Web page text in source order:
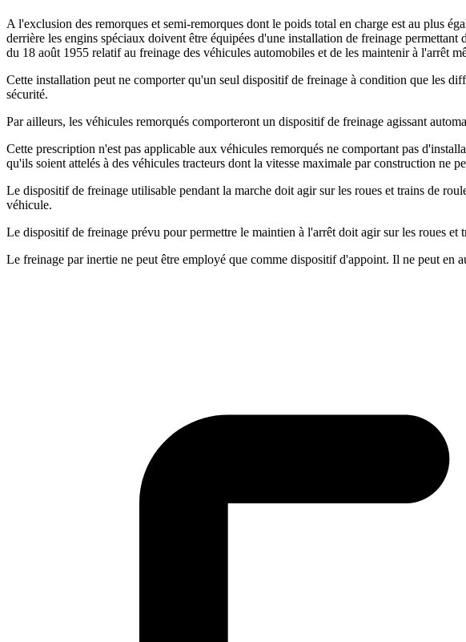
A l'exclusion des remorques et semi-remorques dont le poids total en charge est au plus
derrière les engins spéciaux doivent être équipées d'une installation de freinage
du 18 août 1955 relatif au freinage des véhicules automobiles et de les maintenir à l'arrêt
Cette installation peut ne comporter qu'un seul dispositif de freinage à condition que les
sécurité.
Par ailleurs, les véhicules remorqués comporteront un dispositif de freinage agissant
Cette prescription n'est pas applicable aux véhicules remorqués ne comportant pas
qu'ils soient attelés à des véhicules tracteurs dont la vitesse maximale par construction ne
Le dispositif de freinage utilisable pendant la marche doit agir sur les roues et trains de
véhicule.
Le dispositif de freinage prévu pour permettre le maintien à l'arrêt doit agir sur les roues et
Le freinage par inertie ne peut être employé que comme dispositif d'appoint. Il ne peut en